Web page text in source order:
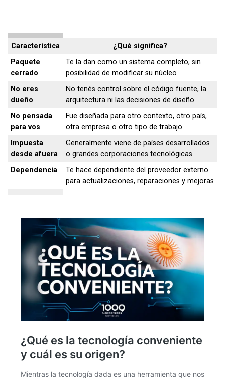
Característica
¿Qué significa?
Paquete
cerrado
Te la dan como un sistema completo, sin
posibilidad de modificar su núcleo
No eres
dueño
No tenés control sobre el código fuente, la
arquitectura ni las decisiones de diseño
No pensada
para vos
Fue diseñada para otro contexto, otro país,
otra empresa o otro tipo de trabajo
Impuesta
desde afuera
Generalmente viene de países desarrollados
o grandes corporaciones tecnológicas
Dependencia
Te hace dependiente del proveedor externo
para actualizaciones, reparaciones y mejoras